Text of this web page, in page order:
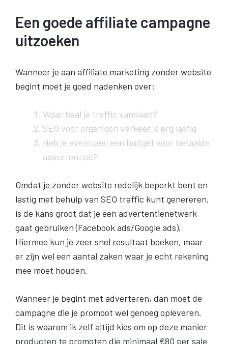
Een goede affiliate campagne
uitzoeken
Wanneer je aan affiliate marketing zonder website
begint moet je goed nadenken over:
Waar haal je traffic vandaan?
SEO voor organisch verkeer is erg lastig
Heb je eventueel een budget voor betaalde
advertenties?
Omdat je zonder website redelijk beperkt bent en
lastig met behulp van SEO traffic kunt genereren,
is de kans groot dat je een advertentienetwerk
gaat gebruiken (Facebook ads/Google ads).
Hiermee kun je zeer snel resultaat boeken, maar
er zijn wel een aantal zaken waar je echt rekening
mee moet houden.
Wanneer je begint met adverteren, dan moet de
campagne die je promoot wel genoeg opleveren.
Dit is waarom ik zelf altijd kies om op deze manier
producten te promoten die minimaal €80 per sale